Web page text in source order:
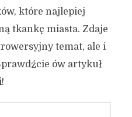
które najlepiej
tkankę miasta. Zdaje
temat, ale i
ów artykuł